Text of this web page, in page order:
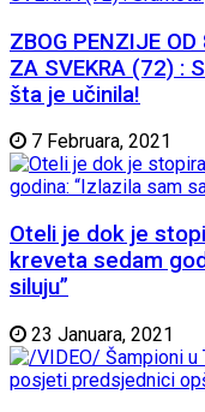
ZBOG PENZIJE
ZA SVEKRA (72) :
šta je učinila!
7 Februara, 2021
Oteli je dok je
kreveta sedam
siluju”
23 Januara, 2021